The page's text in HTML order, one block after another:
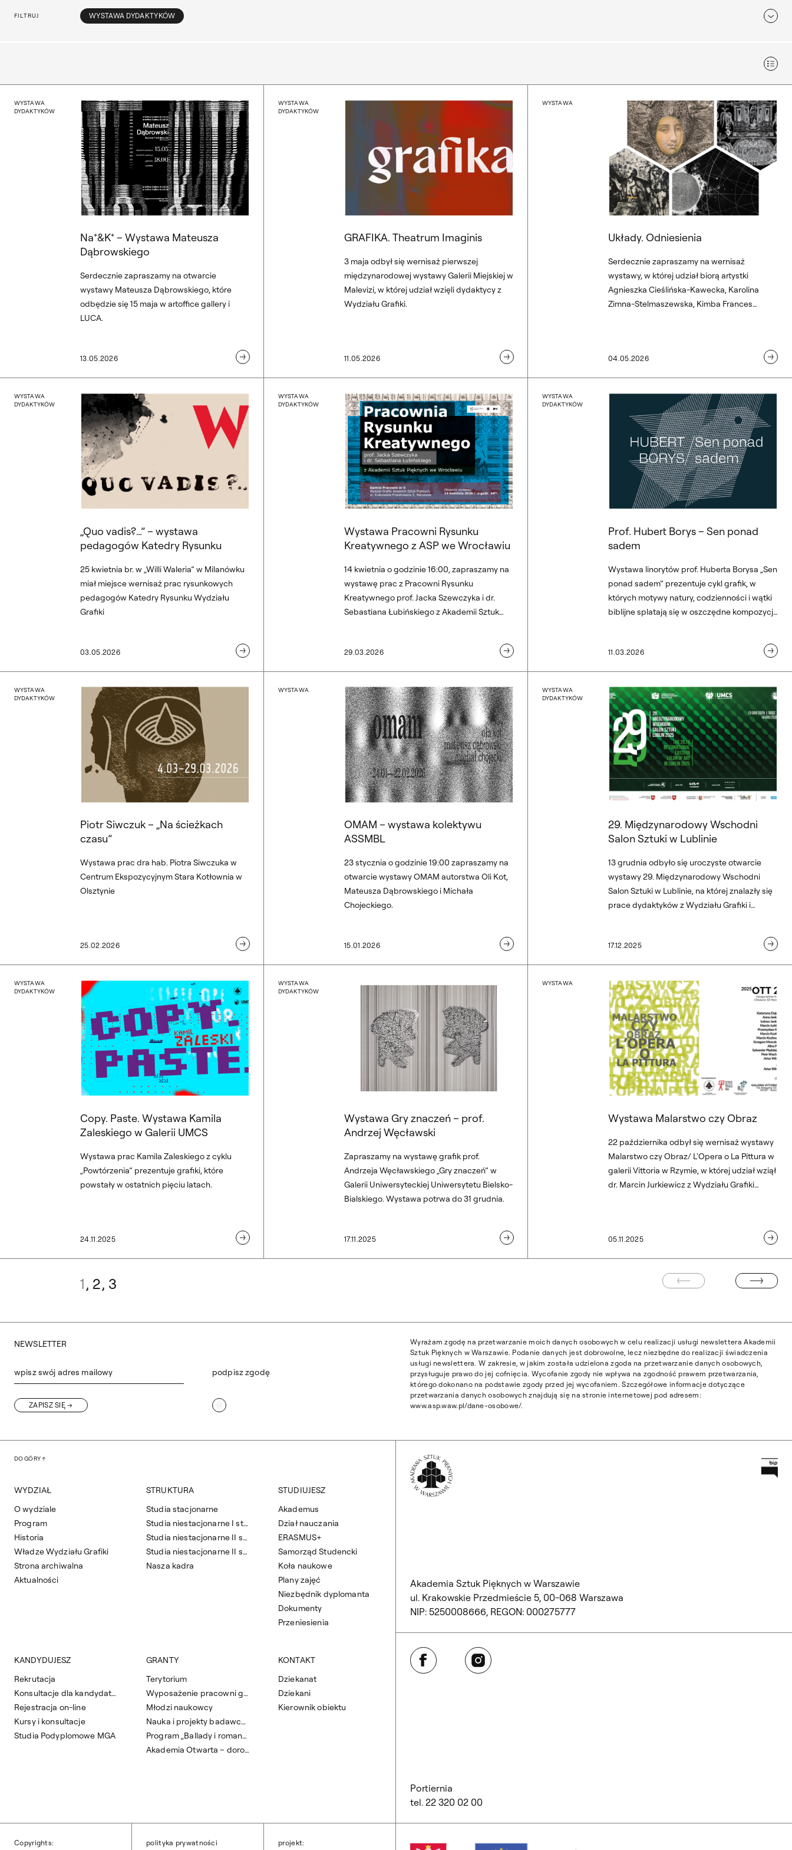
FILTRUJ
Opcje filtrowania
WYSTAWA DYDAKTYKÓW
Na⁺&K⁺ – Wystawa Mateusza Dąbrowskiego
WYSTAWA
DYDAKTYKÓW
Na⁺&K⁺ – Wystawa Mateusza
Dąbrowskiego
Serdecznie zapraszamy na otwarcie
wystawy Mateusza Dąbrowskiego, które
odbędzie się 15 maja w artoffice gallery i
LUCA.
13.05.2026
GRAFIKA. Theatrum Imaginis
WYSTAWA
DYDAKTYKÓW
GRAFIKA. Theatrum Imaginis
3 maja odbył się wernisaż pierwszej
międzynarodowej wystawy Galerii Miejskiej w
Malevizi, w której udział wzięli dydaktycy z
Wydziału Grafiki.
11.05.2026
Układy. Odniesienia
WYSTAWA
Układy. Odniesienia
Serdecznie zapraszamy na wernisaż
wystawy, w której udział biorą artystki
Agnieszka Cieślińska-Kawecka, Karolina
Zimna-Stelmaszewska, Kimba Frances
04.05.2026
„Quo vadis?…” – wystawa pedagogów Katedry Rysunku
WYSTAWA
DYDAKTYKÓW
„Quo vadis?…” – wystawa
pedagogów Katedry Rysunku
25 kwietnia br. w „Willi Waleria” w Milanówku
miał miejsce wernisaż prac rysunkowych
pedagogów Katedry Rysunku Wydziału
Grafiki
03.05.2026
Wystawa Pracowni Rysunku Kreatywnego z ASP we
WYSTAWA
DYDAKTYKÓW
Wystawa Pracowni Rysunku
Kreatywnego z ASP we Wrocławiu
14 kwietnia o godzinie 16:00, zapraszamy na
wystawę prac z Pracowni Rysunku
Kreatywnego prof. Jacka Szewczyka i dr.
Sebastiana Łubińskiego z Akademii Sztuk
29.03.2026
Prof. Hubert Borys – Sen
WYSTAWA
DYDAKTYKÓW
Prof. Hubert Borys – Sen ponad
sadem
Wystawa linorytów prof. Huberta Borysa „Sen
ponad sadem” prezentuje cykl grafik, w
których motywy natury, codzienności i wątki
biblijne splatają się w oszczędne kompozycje
11.03.2026
Piotr Siwczuk – „Na ścieżkach czasu”
WYSTAWA
DYDAKTYKÓW
Piotr Siwczuk – „Na ścieżkach
czasu”
Wystawa prac dra hab. Piotra Siwczuka w
Centrum Ekspozycyjnym Stara Kotłownia w
Olsztynie
25.02.2026
OMAM – wystawa kolektywu ASSMBL
WYSTAWA
OMAM – wystawa kolektywu
ASSMBL
23 stycznia o godzinie 19:00 zapraszamy na
otwarcie wystawy OMAM autorstwa Oli Kot,
Mateusza Dąbrowskiego i Michała
Chojeckiego.
15.01.2026
29. Międzynarodowy
WYSTAWA
DYDAKTYKÓW
29. Międzynarodowy Wschodni
Salon Sztuki w Lublinie
13 grudnia odbyło się uroczyste otwarcie
wystawy 29. Międzynarodowy Wschodni
Salon Sztuki w Lublinie, na której znalazły się
prace dydaktyków z Wydziału Grafiki i
17.12.2025
Copy. Paste. Wystawa Kamila Zaleskiego w Galerii UMCS
WYSTAWA
DYDAKTYKÓW
Copy. Paste. Wystawa Kamila
Zaleskiego w Galerii UMCS
Wystawa prac Kamila Zaleskiego z cyklu
„Powtórzenia” prezentuje grafiki, które
powstały w ostatnich pięciu latach.
24.11.2025
Wystawa Gry znaczeń – prof. Andrzej Węcławski
WYSTAWA
DYDAKTYKÓW
Wystawa Gry znaczeń – prof.
Andrzej Węcławski
Zapraszamy na wystawę grafik prof.
Andrzeja Węcławskiego „Gry znaczeń” w
Galerii Uniwersyteckiej Uniwersytetu Bielsko-
Bialskiego. Wystawa potrwa do 31 grudnia.
17.11.2025
Wystawa Malarstwo czy
WYSTAWA
Wystawa Malarstwo czy Obraz
22 października odbył się wernisaż wystawy
Malarstwo czy Obraz/ L'Opera o La Pittura w
galerii Vittoria w Rzymie, w której udział wziął
dr. Marcin Jurkiewicz z Wydziału Grafiki
05.11.2025
1 2 3 POPRZEDNIA STRONA NASTĘPNA
NEWSLETTER
wpisz swój adres mailowy podpisz zgodę
ZAPISZ SIĘ
Wyrażam zgodę na przetwarzanie moich danych osobowych w celu realizacji usługi newslettera Akademii
Sztuk Pięknych w Warszawie. Podanie danych jest dobrowolne, lecz niezbędne do realizacji świadczenia
usługi newslettera. W zakresie, w jakim została udzielona zgoda na przetwarzanie danych osobowych,
przysługuje prawo do jej cofnięcia. Wycofanie zgody nie wpływa na zgodność prawem przetwarzania,
którego dokonano na podstawie zgody przed jej wycofaniem. Szczegółowe informacje dotyczące
przetwarzania danych osobowych znajdują się na stronie internetowej pod adresem:
www.asp.waw.pl/dane-osobowe/.
DO GÓRY
WYDZIAŁ
O wydziale
Program
Historia
Władze Wydziału Grafiki
Strona archiwalna
Aktualności
STRUKTURA
Studia stacjonarne
Studia niestacjonarne I stopnia
Studia niestacjonarne II stopnia
Studia niestacjonarne II stopnia zaoczne
Nasza kadra
STUDIUJESZ
Akademus
Dział nauczania
ERASMUS+
Samorząd Studencki
Koła naukowe
Plany zajęć
Niezbędnik dyplomanta
Dokumenty
Przeniesienia
KANDYDUJESZ
Rekrutacja
Konsultacje dla kandydatów
Rejestracja on-line
Kursy i konsultacje
Studia Podyplomowe MGA
GRANTY
Terytorium
Wyposażenie pracowni grafiki artystycznej
Młodzi naukowcy
Nauka i projekty badawcze
Program „Ballady i romanse”
Akademia Otwarta – dorośli do sztuki 2025/2026
KONTAKT
Dziekanat
Dziekani
Kierownik obiektu
Akademia Sztuk Pięknych w Warszawie
ul. Krakowskie Przedmieście 5, 00-068 Warszawa
NIP: 5250008666, REGON: 000275777
Facebook Instagram
Portiernia
tel. 22 320 02 00
Copyrights:
polityka prywatności
projekt: